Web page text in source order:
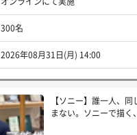
300名
2026年08月31日(月) 14:00
【ソニー】誰一人、同
まない。ソニーで描く、